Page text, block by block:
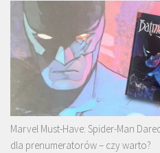
Marvel Must-Have: Spider-Man
dla prenumeratorów – czy warto?